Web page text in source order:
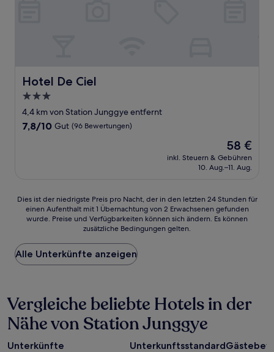
Hotel De Ciel
Hotel De Ciel
3.0-
Sterne-
Unterkunft
4,4 km von Station Junggye entfernt
7.8
7,8/10 Gut (96 Bewertungen)
Der
Preis
beträgt
58 €
inkl. Steuern & Gebühren
10. Aug.–11. Aug.
Dies
der
Preis
pro
Nacht,
den
letzten
24 Stunden
für
einen
Dies ist der niedrigste Preis pro Nacht, der in den letzten 24 Stunden für
einen Aufenthalt mit 1 Übernachtung von 2 Erwachsenen gefunden
wurde. Preise und Verfügbarkeiten können sich ändern. Es können
zusätzliche Bedingungen gelten.
Alle Unterkünfte anzeigen
Vergleiche beliebte Hotels in der
Nähe von Station Junggye
Unterkünfte Unterkunftsstandard